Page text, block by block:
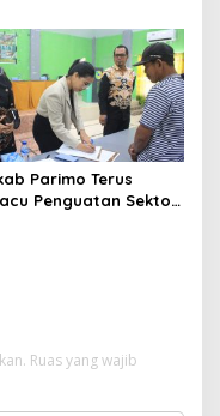
RI
Parimo Terus
Penguatan Sektor
Ruas yang wajib